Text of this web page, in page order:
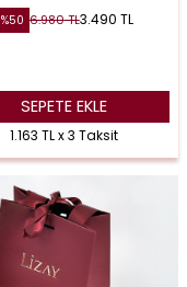
%50 6.980TL3.490 TL
SEPETE EKLE
1.163 TL x 3 Taksit